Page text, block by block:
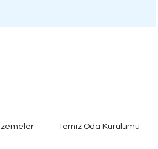
Temiz Oda Kurulumu